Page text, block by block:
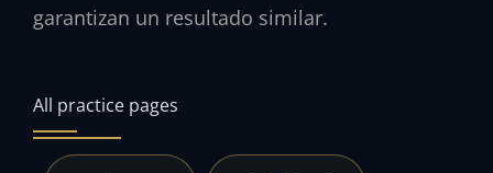
garantizan un resultado similar.
All practice pages